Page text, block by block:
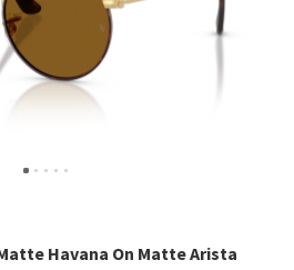
Havana On Matte Arista